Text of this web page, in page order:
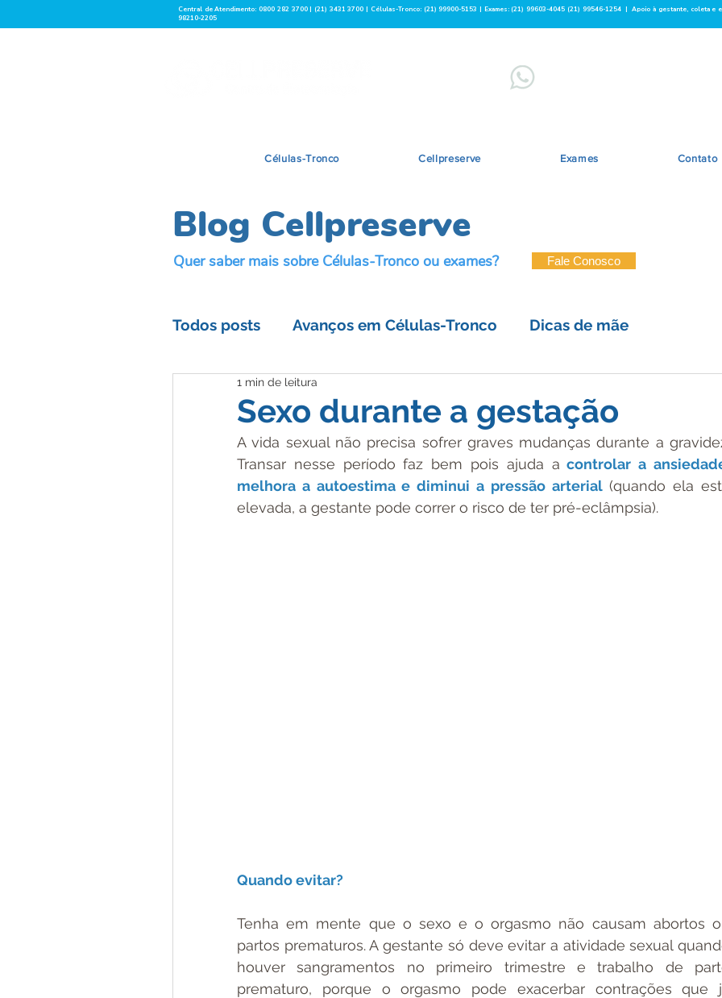
Central de Atendimento: 0800 282 3700 | (21) 3431 3700 | Células-Tronco: (21) 99900-5153 | Exames: (21) 99603-4045 (21) 99546-1254 | Apoio à gestante, coleta e
98210-2205
Células-Tronco Cellpreserve Exames Contato
Blog Cellpreserve
Quer saber mais sobre Células-Tronco ou exames? Fale Conosco
Todos posts Avanços em Células-Tronco Dicas de mãe
Desenvolvimento Infantil
Informativo
Sexo durante a gestação
1 min de leitura
A vida sexual não precisa sofrer graves mudanças durante a
Transar nesse período faz bem pois ajuda a controlar a
melhora a autoestima e diminui a pressão arterial (quando ela
elevada, a gestante pode correr o risco de ter pré-eclâmpsia).
Quando evitar?
Tenha em mente que o sexo e o orgasmo não causam abortos
partos prematuros. A gestante só deve evitar a atividade sexual
houver sangramentos no primeiro trimestre e trabalho de
prematuro, porque o orgasmo pode exacerbar contrações que